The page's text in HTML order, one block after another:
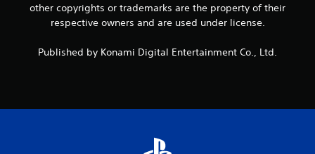
other copyrights or trademarks are the property of their
respective owners and are used under license.
Published by Konami Digital Entertainment Co., Ltd.